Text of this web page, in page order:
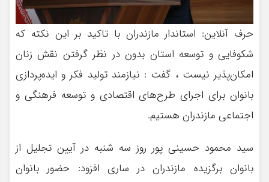
حرف آنلاین: استاندار مازندران با تاکید بر این نکته که
شکوفایی و توسعه استان بدون در نظر گرفتن نقش زنان
امکان‌پذیر نیست ، گفت : نیازمند تولید فکر و ایده‌پردازی
بانوان برای اجرای طرح‌های اقتصادی و توسعه فرهنگی و
اجتماعی مازندران هستیم.
سید محمود حسینی پور روز سه شنبه در آیین تجلیل از
بانوان برگزیده مازندران در ساری افزود: حضور بانوان